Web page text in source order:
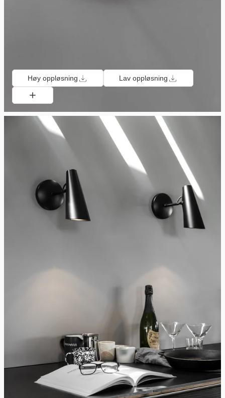
Høy oppløsning Lav oppløsning